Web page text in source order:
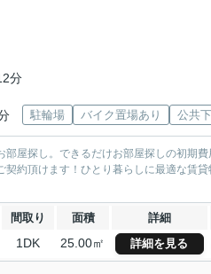
分
駐輪場 バイク置場あり 公共
屋探し。できるだけお部屋探しの初期
約頂けます！ひとり暮らしに最適な賃
間取り 面積 詳細
1DK 25.00㎡ 詳細を見る